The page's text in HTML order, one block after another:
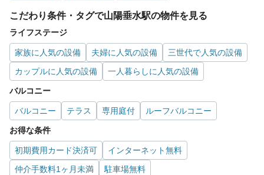
こだわり条件・タグで山陽垂水駅の物件を見る
ライフステージ
家族に人気の設備 夫婦に人気の設備
三世代で人気の設備
カップルに人気の設備
一人暮らしに人気の設備
バルコニー
バルコニー テラス 専用庭付 ルーフバルコニー
お得な条件
初期費用カード決済可
インターネット無料
仲介手数料1ヶ月未満
駐車場無料